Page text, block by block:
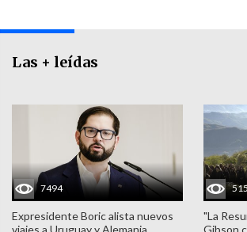
Las + leídas
7494
Expresidente Boric alista nuevos
viajes a Uruguay y Alemania
"La
Gibson